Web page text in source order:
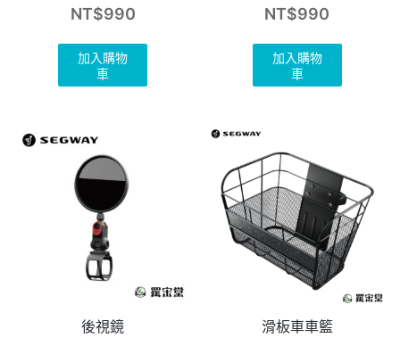
NT$990
加入購物
車
NT$990
加入購物
車
後視鏡 滑板車車籃